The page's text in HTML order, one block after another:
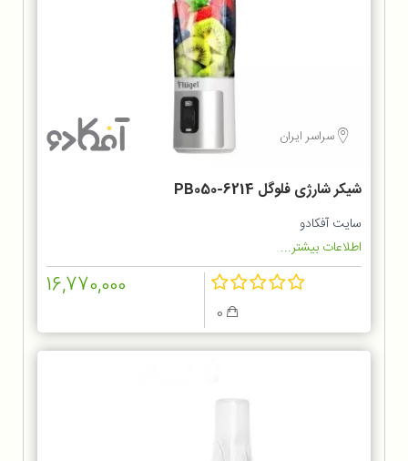
سراسر ایران
شیکر شارژی فلوگل PB050-6214
سایت آفکادو
اطلاعات بیشتر...
16,770,000